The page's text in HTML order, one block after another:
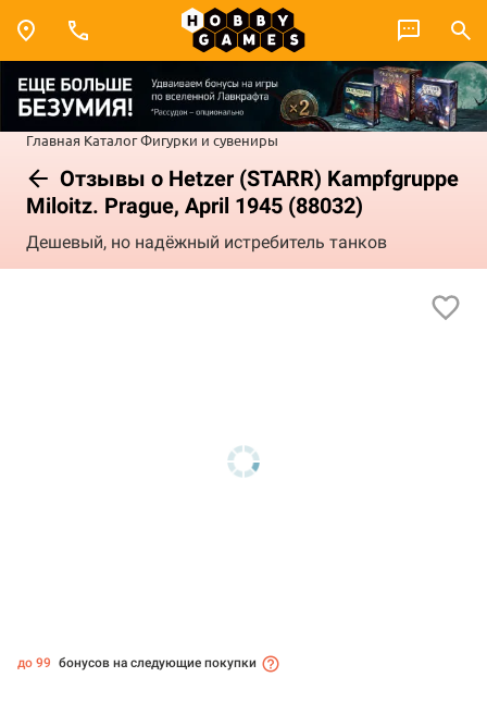
Главная КаталогФигурки и сувениры
Отзывы о Hetzer (STARR) Kampfgruppe
Miloitz. Prague, April 1945 (88032)
Дешевый, но надёжный истребитель танков
до 99 бонусов на следующие покупки